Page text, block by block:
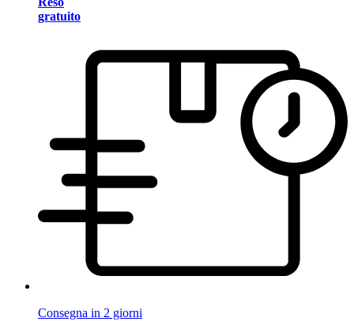
gratuito
Consegna in 2 giorni